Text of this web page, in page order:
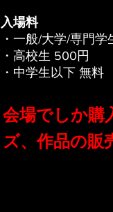
入場料
・一般/大学/専門学
・高校生 500円
・中学生以下 無料
会場でしか購
ズ、作品の販